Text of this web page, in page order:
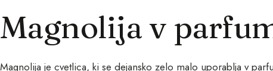
Magnolija v
Magnolija je cvetlica, ki se dejansko zelo malo uporablja v